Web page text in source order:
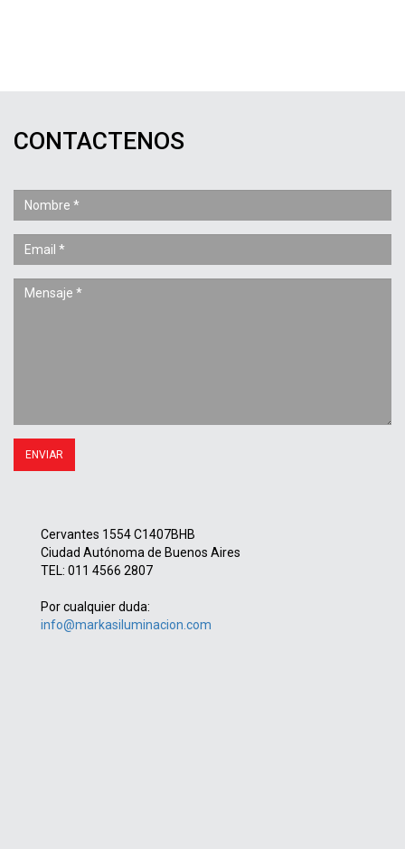
CONTACTENOS
Cervantes 1554 C1407BHB
Ciudad Autónoma de Buenos Aires
TEL: 011 4566 2807
Por cualquier duda:
info@markasiluminacion.com